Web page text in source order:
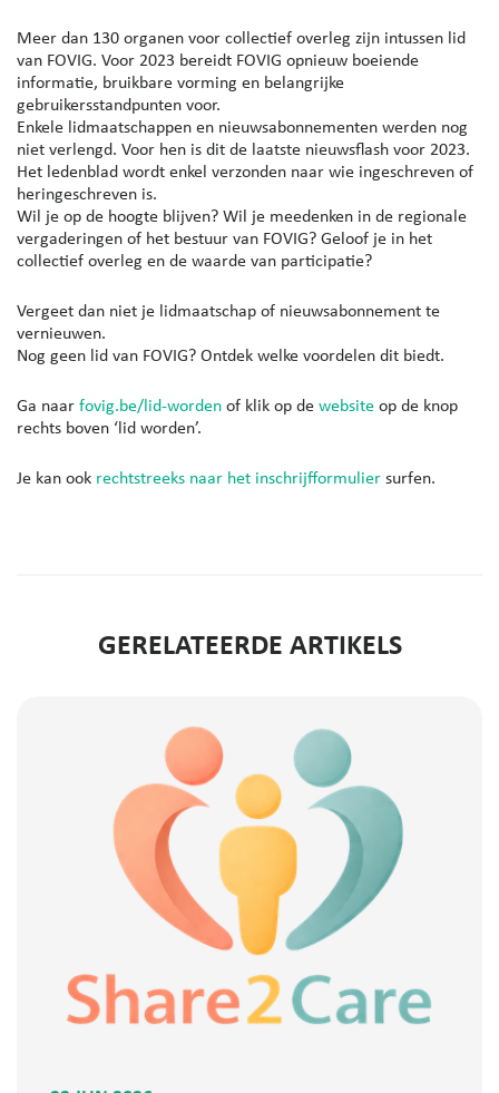
Meer dan 130 organen voor collectief overleg zijn intussen lid
van FOVIG. Voor 2023 bereidt FOVIG opnieuw boeiende
informatie, bruikbare vorming en belangrijke
gebruikersstandpunten voor.
Enkele lidmaatschappen en nieuwsabonnementen werden nog
niet verlengd. Voor hen is dit de laatste nieuwsflash voor 2023.
Het ledenblad wordt enkel verzonden naar wie ingeschreven of
heringeschreven is.
Wil je op de hoogte blijven? Wil je meedenken in de regionale
vergaderingen of het bestuur van FOVIG? Geloof je in het
collectief overleg en de waarde van participatie?
Vergeet dan niet je lidmaatschap of nieuwsabonnement te
vernieuwen.
Nog geen lid van FOVIG? Ontdek welke voordelen dit biedt.
Ga naar fovig.be/lid-worden of klik op de website op de knop
rechts boven ‘lid worden’.
Je kan ook rechtstreeks naar het inschrijfformulier surfen.
GERELATEERDE ARTIKELS